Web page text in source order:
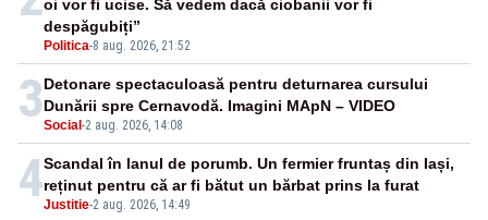
Politica-8 aug. 2026, 21:52
oi vor fi ucise. Să vedem dacă ciobanii vor fi
despăgubiți”
3Social -2 aug. 2026, 14:08
Detonare spectaculoasă pentru deturnarea cursului
Dunării spre Cernavodă. Imagini MApN – VIDEO
4Justitie-2 aug. 2026, 14:49
Scandal în lanul de porumb. Un fermier fruntaș din Iași,
reținut pentru că ar fi bătut un bărbat prins la furat